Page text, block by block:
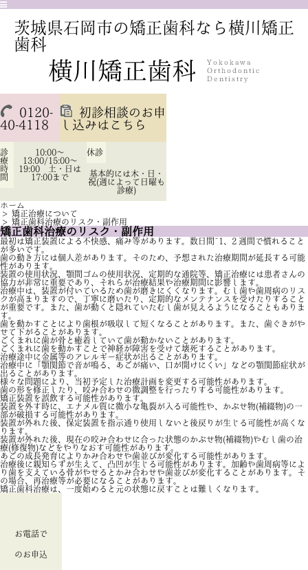
茨城県石岡市の矯正歯科なら横川矯正
歯科
0120-
40-4118
初診相談のお申
し込みはこちら
診
療
時
間
10:00～
13:00/15:00～
19:00 土・日は
17:00まで
休診
基本的には木・日・
祝(週によって日曜も
診療)
ホーム
> 矯正治療について
> 矯正歯科治療のリスク・副作用
矯正歯科治療のリスク・副作用
最初は矯正装置による不快感、痛み等があります。数日間~1、2 週間で慣れること
が多いです。
歯の動き方には個人差があります。そのため、予想された治療期間が延長する可能
性があります。
装置の使用状況、顎間ゴムの使用状況、定期的な通院等、矯正治療には患者さんの
協力が非常に重要であり、それらが治療結果や治療期間に影響します。
治療中は、装置が付いているため歯が磨きにくくなります。むし歯や歯周病のリス
クが高まりますので、丁寧に磨いたり、定期的なメンテナンスを受けたりすること
が重要です。また、歯が動くと隠れていたむし歯が見えるようになることもありま
す。
歯を動かすことにより歯根が吸収して短くなることがあります。また、歯ぐきがや
せて下がることがあります。
ごくまれに歯が骨と癒着していて歯が動かないことがあります。
ごくまれに歯を動かすことで神経が障害を受けて壊死することがあります。
治療途中に金属等のアレルギー症状が出ることがあります。
治療中に「顎関節で音が鳴る、あごが痛い、口が開けにくい」などの顎関節症状が
出ることがあります。
様々な問題により、当初予定した治療計画を変更する可能性があります。
歯の形を修正したり、咬み合わせの微調整を行ったりする可能性があります。
矯正装置を誤飲する可能性があります。
装置を外す時に、エナメル質に微小な亀裂が入る可能性や、かぶせ物(補綴物)の一
部が破損する可能性があります。
装置が外れた後、保定装置を指示通り使用しないと後戻りが生じる可能性が高くな
ります。
装置が外れた後、現在の咬み合わせに合った状態のかぶせ物(補綴物)やむし歯の治
療(修復物)などをやりなおす可能性があります。
あごの成長発育によりかみ合わせや歯並びが変化する可能性があります。
治療後に親知らずが生えて、凸凹が生じる可能性があります。加齢や歯周病等によ
り歯を支えている骨がやせるとかみ合わせや歯並びが変化することがあります。そ
の場合、再治療等が必要になることがあります。
矯正歯科治療は、一度始めると元の状態に戻すことは難しくなります。
お電話で
のお申込